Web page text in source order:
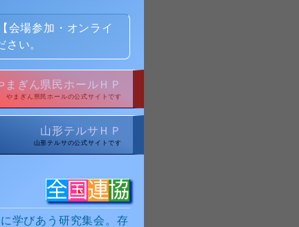
会場参加・オンライ
い。
まぎん県民ホールＨＰ
やまぎん県民ホールの公式サイトです
山形テルサＨＰ
山形テルサの公式サイトです
学びあう研究集会。存